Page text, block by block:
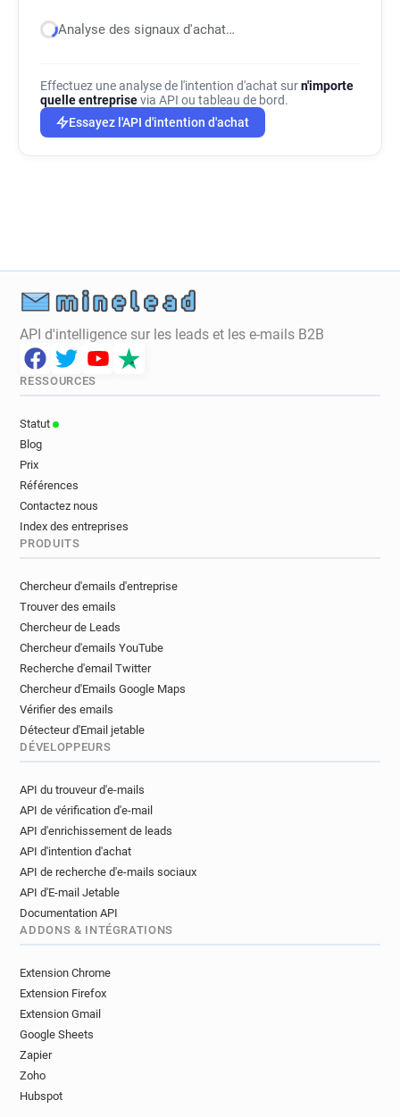
Analyse des signaux d'achat…
Effectuez une analyse de l'intention d'achat surn'importe
quelle entreprisevia API ou tableau de bord.
Essayez l'API d'intention d'achat
API d'intelligence sur les leads et les e-mails B2B
RESSOURCES
Statut
Blog
Prix
Références
Contactez nous
Index des entreprises
PRODUITS
Chercheur d'emails d'entreprise
Trouver des emails
Chercheur de Leads
Chercheur d'emails YouTube
Recherche d'email Twitter
Chercheur d'Emails Google Maps
Vérifier des emails
Détecteur d'Email jetable
DÉVELOPPEURS
API du trouveur d'e-mails
API de vérification d'e-mail
API d'enrichissement de leads
API d'intention d'achat
API de recherche d'e-mails sociaux
API d'E-mail Jetable
Documentation API
ADDONS & INTÉGRATIONS
Extension Chrome
Extension Firefox
Extension Gmail
Google Sheets
Zapier
Zoho
Hubspot